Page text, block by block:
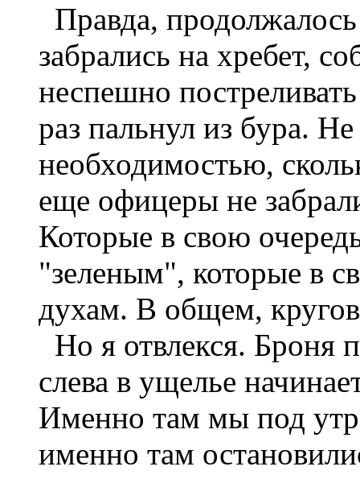
Правда,
забрались на хребет,
неспешно
раз пальнул из бура.
необходимостью,
еще офицеры не
Которые в свою
"зеленым", которые в
духам. В общем,
Но я отвлекся. Броня
слева в ущелье
Именно там мы под
именно там